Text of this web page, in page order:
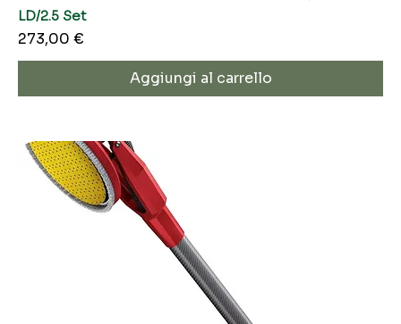
LD/2.5 Set
Prezzo
273,00 €
Aggiungi al carrello